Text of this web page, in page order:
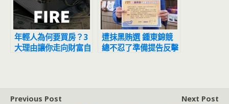
年輕人為何要買房？3
大理由讓你走向財富自
遭抹黑賄選 鍾東錦競
總不忍了準備提告反擊
Previous Post
Next Post